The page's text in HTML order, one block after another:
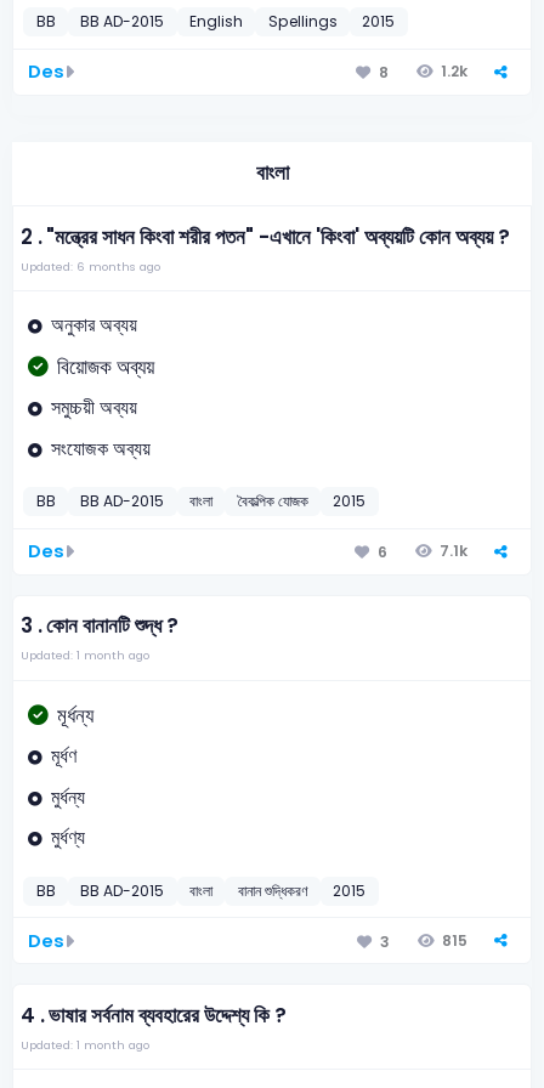
BB BB AD-2015 English Spellings 2015
Des 8 1.2k
বাংলা
2 ."মন্ত্রের সাধন কিংবা শরীর পতন" -এখানে 'কিংবা' অব্যয়টি কোন অব্যয় ?
Updated: 6 months ago
অনুকার অব্যয়
বিয়োজক অব্যয়
সমুচ্চয়ী অব্যয়
সংযোজক অব্যয়
BB BB AD-2015 বাংলা বৈকল্পিক যোজক 2015
Des 6 7.1k
3 .কোন বানানটি শুদ্ধ ?
Updated: 1 month ago
মূর্ধন্য
মূর্ধণ
মুর্ধন্য
মুর্ধণ্য
BB BB AD-2015 বাংলা বানান শুদ্ধিকরণ 2015
Des 3 815
4 .ভাষার সর্বনাম ব্যবহারের উদ্দেশ্য কি ?
Updated: 1 month ago